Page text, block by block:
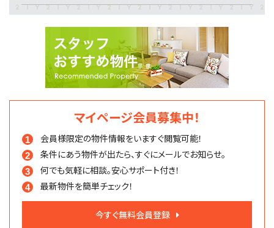
マイページ会員募集中！
会員様限定の物件情報をいますぐ閲覧可能！
条件にあう物件が出たら、すぐにメールでお知らせ。
何でも気軽に相談。安心サポート付き！
最新物件を簡単チェック！
今すぐ無料会員登録